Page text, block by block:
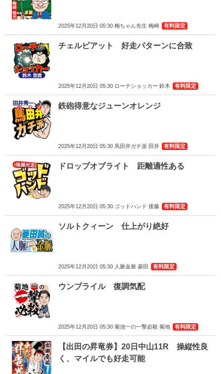
2025年12月20日 05:30 梅ちゃん先生 梅崎 有料限定
チェルビアット 好走パターンに合致
2025年12月20日 05:30 ローテショッカー 鈴木 有料限定
鉄砲得意なジューンオレンジ
2025年12月20日 05:30 馬田井ガチ派 田井 有料限定
ドロップオブライト 距離適性ある
2025年12月20日 05:30 ゴッドハンド 後藤 有料限定
ソルトクィーン 仕上がり絶好
2025年12月20日 05:30 人脈金脈 菱田 有料限定
ウンブライル 復調気配
2025年12月20日 05:30 菊池一の一撃必殺 菊地 有料限定
【出田の昇竜券】20日中山11R 操縦性良
く、マイルでも好走可能